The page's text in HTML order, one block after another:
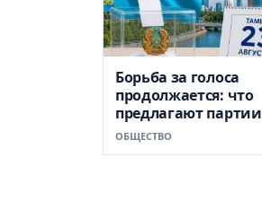
Борьба за голоса
продолжается: что
предлагают партии
ОБЩЕСТВО